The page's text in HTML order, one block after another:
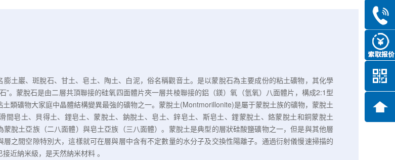
土巖、斑脫石、甘土、皂土、陶土、白泥，俗名稱觀音土。是以蒙脫石為主要成份的粘土礦物，其化學
”。蒙脫石是由二層共頂聯接的硅氧四面體片夾一層共棱聯接的鋁（鎂）氧（氫氧）八面體片，構成2:1型
類礦物大家庭中晶體結構變異最強的礦物之一。蒙脫土(Montmorillonite)是屬于蒙脫土族的礦物，蒙脫土
間皂土、貝得土、鋰皂土、蒙脫土、鈉脫土、皂土、鋅皂土、斯皂土、鋰蒙脫土、鉻蒙脫土和銅蒙脫土
蒙脫土亞族（二八面體）與皂土亞族（三八面體）。蒙脫土是典型的層狀硅酸鹽礦物之一，但是與其他層
層之間空隙特別大，這樣就可在層與層中含有不定數量的水分子及交換性陽離子。通過衍射儀慢速掃描的
近納米級，是天然納米材料 。